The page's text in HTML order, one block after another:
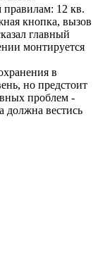
правилам: 12 кв.
кнопка, вызов
главный
монтируется
в
но предстоит
проблем -
должна вестись